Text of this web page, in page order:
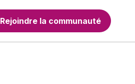
Rejoindre la communauté